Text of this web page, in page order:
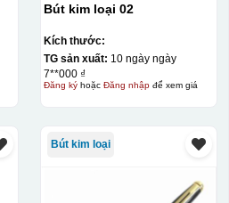
Bút kim loại 02
Kích thước:
TG sản xuất: 10 ngày ngày
7**000 ₫
Đăng kýhoặc Đăng nhậpđể xem giá
Bút kim loại